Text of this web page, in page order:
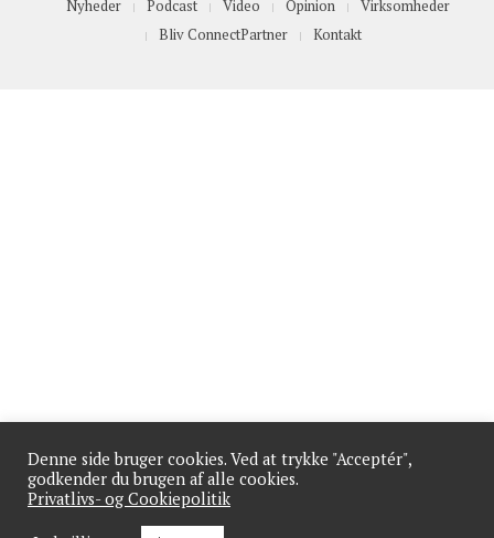
Nyheder Podcast Video Opinion
Virksomheder
Bliv ConnectPartner
Kontakt
Denne side bruger cookies. Ved at trykke "Acceptér",
godkender du brugen af alle cookies.
Privatlivs- og Cookiepolitik